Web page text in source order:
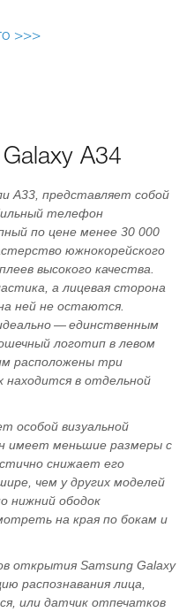
>>>
A34
A33, представляет собой
телефон
по цене менее 30 000
южнокорейского
высокого качества.
а лицевая сторона
ней не остаются.
— единственным
логотип в левом
расположены три
в отдельной
особой визуальной
имеет меньшие размеры с
снижает его
чем у других моделей
нижний ободок
на края по бокам и
открытия Samsung Galaxy
распознавания лица,
или датчик отпечатков